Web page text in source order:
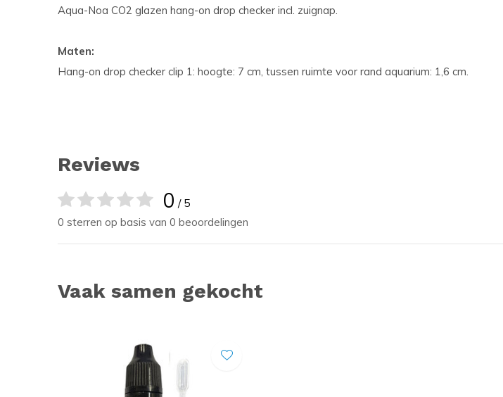
Aqua-Noa CO2 glazen hang-on drop checker incl. zuignap.
Maten:
Hang-on drop checker clip 1: hoogte: 7 cm, tussen ruimte voor rand aquarium: 1,6 cm.
Reviews
0 / 5
0 sterren op basis van 0 beoordelingen
Vaak samen gekocht